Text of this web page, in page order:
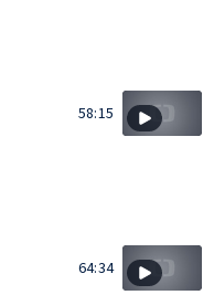
58:15
64:34